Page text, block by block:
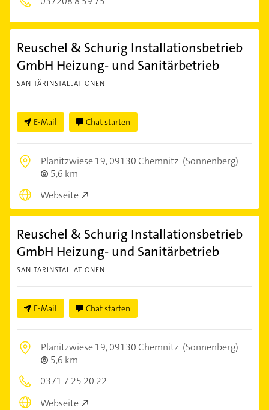
Reuschel & Schurig Installationsbetrieb
GmbH Heizung- und Sanitärbetrieb
SANITÄRINSTALLATIONEN
E-Mail Chat starten
Planitzwiese 19,09130 Chemnitz (Sonnenberg)
5,6 km
Webseite
Reuschel & Schurig Installationsbetrieb
GmbH Heizung- und Sanitärbetrieb
SANITÄRINSTALLATIONEN
E-Mail Chat starten
Planitzwiese 19,09130 Chemnitz (Sonnenberg)
5,6 km
0371 7 25 20 22
Webseite